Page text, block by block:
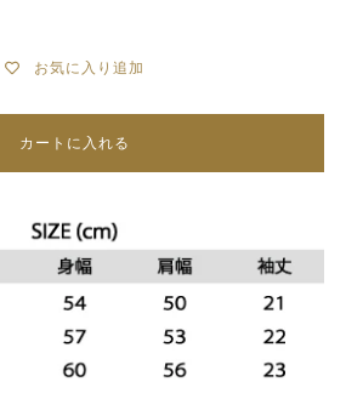
お気に入り追加
カートに入れる